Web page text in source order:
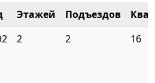
Этажей Подъездов
2 2 16